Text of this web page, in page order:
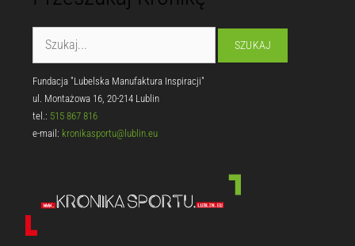
Fundacja "Lubelska Manufaktura Inspiracji"
ul. Montażowa 16, 20-214 Lublin
tel.: 515 867 816
e-mail: kronikasportu@lublin.eu